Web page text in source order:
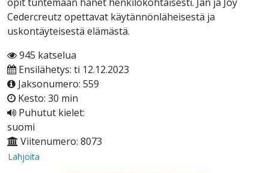
Cedercreutz opettavat käytännönläheisestä ja
uskontäyteisestä elämästä.
945 katselua
Ensilähetys: ti 12.12.2023
Jaksonumero: 559
Kesto: 30 min
Puhutut kielet:
suomi
Viitenumero: 8073
Lahjoita